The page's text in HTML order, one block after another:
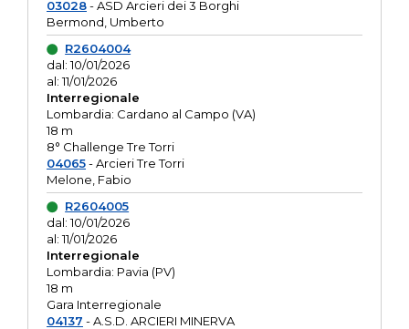
03028- ASD Arcieri dei 3 Borghi
Bermond, Umberto
R2604004
dal: 10/01/2026
al: 11/01/2026
Interregionale
Lombardia: Cardano al Campo (VA)
18 m
8° Challenge Tre Torri
04065- Arcieri Tre Torri
Melone, Fabio
R2604005
dal: 10/01/2026
al: 11/01/2026
Interregionale
Lombardia: Pavia (PV)
18 m
Gara Interregionale
04137 - A.S.D. ARCIERI MINERVA